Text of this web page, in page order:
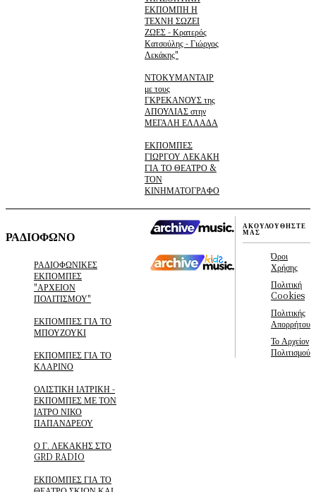
ΕΚΠΟΜΠΗ Η
ΤΕΧΝΗ ΣΩΖΕΙ
ΖΩΕΣ - Κρατερός
Κατσούλης - Γιώργος
Λεκάκης"
ΝΤΟΚΥΜΑΝΤΑΙΡ
με τους
ΓΚΡΕΚΑΝΟΥΣ της
ΑΠΟΥΛΙΑΣ στην
ΜΕΓΑΛΗ ΕΛΛΑΔΑ
ΕΚΠΟΜΠΕΣ
ΓΙΩΡΓΟΥ ΛΕΚΑΚΗ
ΓΙΑ ΤΟ ΘΕΑΤΡΟ &
ΤΟΝ
ΚΙΝΗΜΑΤΟΓΡΑΦΟ
ΡΑΔΙΟΦΩΝΟ
ΡΑΔΙΟΦΩΝΙΚΕΣ
ΕΚΠΟΜΠΕΣ
"ΑΡΧΕΙΟΝ
ΠΟΛΙΤΙΣΜΟΥ"
ΕΚΠΟΜΠΕΣ ΓΙΑ ΤΟ
ΜΠΟΥΖΟΥΚΙ
ΕΚΠΟΜΠΕΣ ΓΙΑ ΤΟ
ΚΛΑΡΙΝΟ
ΟΛΙΣΤΙΚΗ ΙΑΤΡΙΚΗ -
ΕΚΠΟΜΠΕΣ ΜΕ ΤΟΝ
ΙΑΤΡΟ ΝΙΚΟ
ΠΑΠΑΝΔΡΕΟΥ
Ο Γ. ΛΕΚΑΚΗΣ ΣΤΟ
GRD RADIO
ΕΚΠΟΜΠΕΣ ΓΙΑ ΤΟ
ΑΚΟΥΛΟΥΘΗΣΤΕ
ΜΑΣ
Όροι
Χρήσης
Πολιτική
Cookies
Πολιτικής
Απορρήτου
Το Αρχείον
Πολιτισμού